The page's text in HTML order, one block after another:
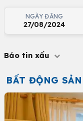
NGÀY ĐĂNG
27/08/2024
Báo tin xấu
BẤT ĐỘNG